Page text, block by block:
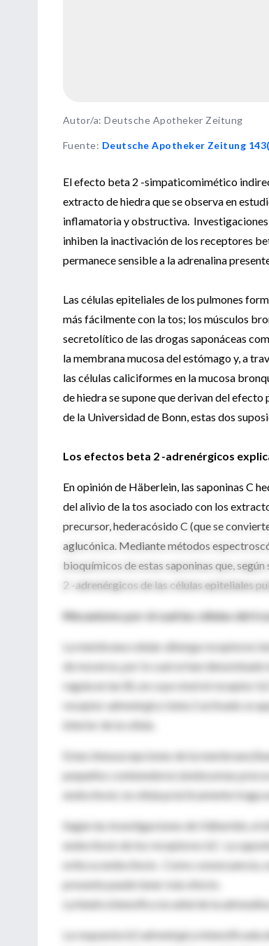
Autor/a: Deutsche Apotheker Zeitung
Fuente: Deutsche Apotheker Zeitung
El efecto beta 2 -simpaticomimético
extracto de hiedra que se observa en
inflamatoria y obstructiva. Investigaciones
inhiben la inactivación de los receptores
permanece sensible a la adrenalina
Las células epiteliales de los pulmones
más fácilmente con la tos; los músculos
secretolítico de las drogas saponáceas
la membrana mucosa del estómago y, a
las células caliciformes en la mucosa
de hiedra se supone que derivan del
de la Universidad de Bonn, estas dos
Los efectos beta 2 -adrenérgicos
En opinión de Häberlein, las saponinas C
del alivio de la tos asociado con los
precursor, hederacósido C (que se
aglucónica. Mediante métodos
bioquímicos de estas saponinas que,
2 -adrenérgicos de las células epiteliales
Mecanismo por el cual las células del
La membrana celular alberga receptores
de moverse, por lo cual se han
regula en las BL en cuyo nivel el receptor
receptor adrenérgico beta 2 activado se
interior de la célula.
Estas intususcepciones de la membrana
pequeños contenedores (endosomas
endocitosis; la célula prácticamente traga
Según las investigaciones de Häberlein,
endocitosis de los receptores b2 . La
evita su endocitosis. Como consecuencia,
presente puede tener más efecto.
La hiedra intensifica la señal de la
La respuesta b2 adrenérgica intensificada